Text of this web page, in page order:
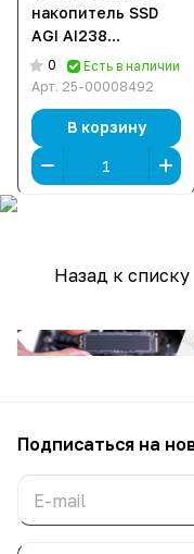
накопитель SSD
AGI AI238
(AGI256G25AI238-
CB) [256 ГБ, 2.5",
530 МБ/с, запись:
510 МБ/с]
0
Есть в наличии
Арт. 25-00008492
В корзину
Назад к списку
Подписаться на